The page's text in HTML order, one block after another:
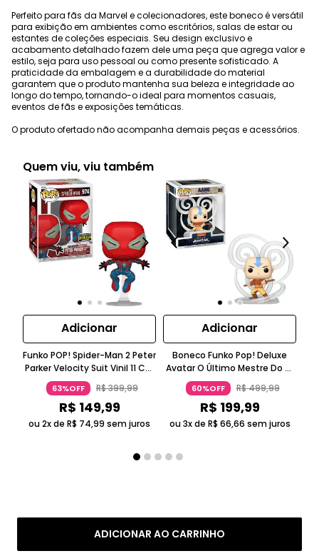
ADICIONAR AO CARRINHO
Perfeito para fãs da Marvel e colecionadores, este boneco é versátil
para exibição em ambientes como escritórios, salas de estar ou
estantes de coleções especiais. Seu design exclusivo e
acabamento detalhado fazem dele uma peça que agrega valor e
estilo, seja para uso pessoal ou como presente sofisticado. A
praticidade da embalagem e a durabilidade do material
garantem que o produto mantenha sua beleza e integridade ao
longo do tempo, tornando-o ideal para momentos casuais,
eventos de fãs e exposições temáticas.
O produto ofertado não acompanha demais peças e acessórios.
Quem viu, viu também
Adicionar
Funko POP! Spider-Man 2 Peter
Parker Velocity Suit Vinil 11 Cm
Marvel
63%OFF R$399,99
R$ 149,99
ou 2x de R$ 74,99 sem juros
Adicionar
Boneco Funko Pop! Deluxe
Avatar O Último Mestre Do Ar
Aang Amarelo 14Cm Funko
60%OFF R$499,99
R$ 199,99
ou 3x de R$ 66,66 sem juros